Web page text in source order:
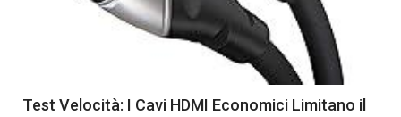
Test Velocità: I Cavi HDMI Economici Limitano il